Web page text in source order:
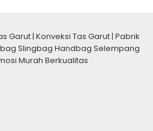
Garut | Konveksi Tas Garut | Pabrik
Slingbag Handbag Selempang
Murah Berkualitas